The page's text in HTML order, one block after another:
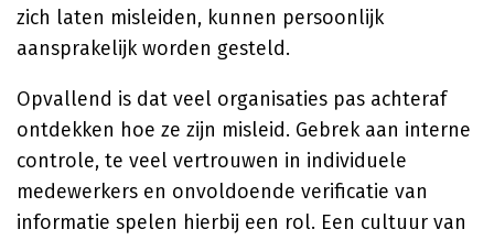
zich laten misleiden, kunnen persoonlijk
aansprakelijk worden gesteld.
Opvallend is dat veel organisaties pas achteraf
ontdekken hoe ze zijn misleid. Gebrek aan interne
controle, te veel vertrouwen in individuele
medewerkers en onvoldoende verificatie van
informatie spelen hierbij een rol. Een cultuur van